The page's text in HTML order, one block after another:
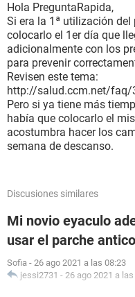
Hola PreguntaRapida,
Si era la 1ª utilización
colocarlo el 1er día que
adicionalmente con los
para prevenir
Revisen este tema:
http://salud.ccm.net/faq/
Pero si ya tiene más
había que colocarlo el
acostumbra hacer los
semana de descanso.
Discusiones similares
Mi novio eyaculo
usar el parche
Sofia - 26 ago 2021 a las 08:23
jessi2731 - 26 ago 2021 a